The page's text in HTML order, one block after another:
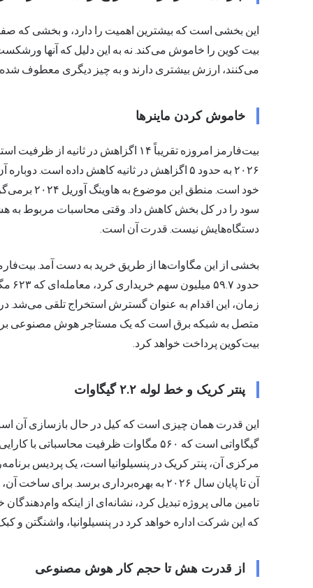
این بخشی است که بیشترین اهمیت را دارد، و بخشی که
بیت کوین را خاموش می‌کند. نه به این دلیل که آنها ورشکست
می‌کنند، ارزش بیشتری دارند و به چیز دیگری معطوف
خاموش کردن ماینرها
بیت‌فارمز امروزه تقریباً ۱۴ اگزاهش در
۲۰۲۶ به حدود ۵ اگزاهش در ثانیه کاهش داده
خود است. منطق این موضوع به هاوینگ آوریل ۲۰۲۴ برمی‌گردد که
سود را در کل بخش کاهش داد. وقتی محاسبات مربوط به
دستگاه‌هایش نیست. قدرت آن است.
زمان، این اقدام به عنوان گسترش استخراج تلقی می‌شد.
متصل به شبکه برق است که یک مستاجر هوش مصنوعی برای
بیت‌کوین پرداخت خواهد کرد.
پنتر کریک و خط لوله ۲.۲ گیگاوات
گیگاواتی است که ۵۶۰ مگاوات ظرفیت
تامین مالی پروژه تبدیل کرد، نشانه‌ای از اینکه
که این شرکت اداره خواهد کرد در پنسیلوانیا، واشنگتن و
از قدرت هش تا حجم کار هوش مصنوعی